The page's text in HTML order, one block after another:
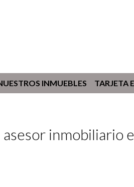
INMUEBLES TARJETA
inmobiliario